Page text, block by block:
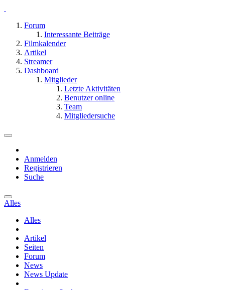
Forum
Interessante Beiträge
Filmkalender
Artikel
Streamer
Dashboard
Mitglieder
Letzte Aktivitäten
Benutzer online
Team
Mitgliedersuche
Anmelden
Registrieren
Suche
Alles
Alles
Artikel
Seiten
Forum
News
News Update